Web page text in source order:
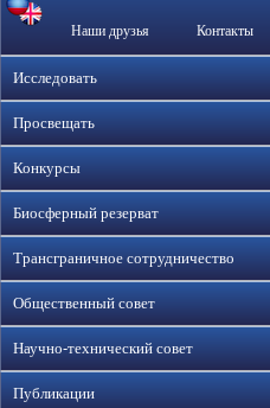
Наши друзья Контакты
Исследовать
Просвещать
Конкурсы
Биосферный резерват
Трансграничное сотрудничество
Общественный совет
Научно-технический совет
Публикации